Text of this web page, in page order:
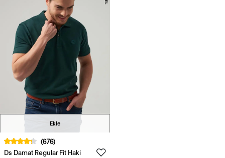
Ekle
(676)
Ds Damat Regular Fit Haki